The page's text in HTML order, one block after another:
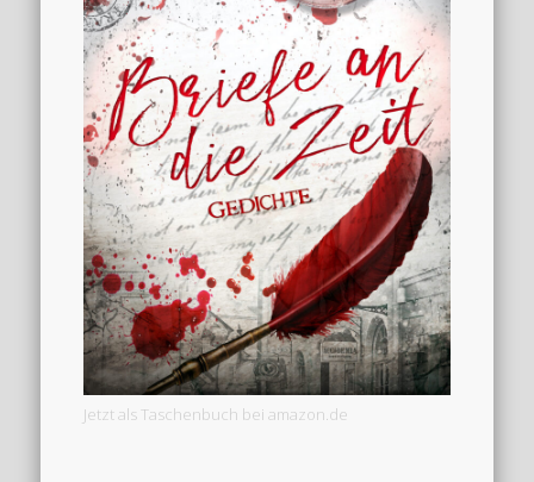
Jetzt als Taschenbuch bei amazon.de